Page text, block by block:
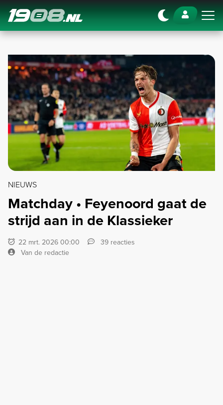
Navigation
NIEUWS
Matchday • Feyenoord gaat de
strijd aan in de Klassieker
22 mrt. 2026 00:00
39 reacties
Van de redactie